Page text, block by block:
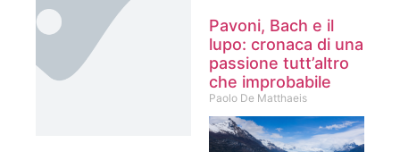
Pavoni, Bach e il
lupo: cronaca di una
passione tutt’altro
che improbabile
Paolo De Matthaeis